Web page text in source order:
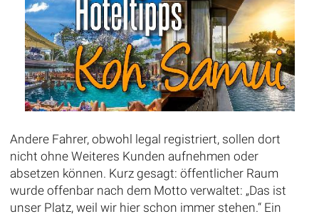
Andere Fahrer, obwohl legal registriert, sollen dort
nicht ohne Weiteres Kunden aufnehmen oder
absetzen können. Kurz gesagt: öffentlicher Raum
wurde offenbar nach dem Motto verwaltet: „Das ist
unser Platz, weil wir hier schon immer stehen.“ Ein